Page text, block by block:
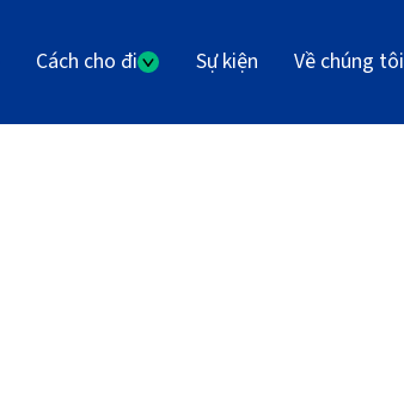
Cách cho đi Sự kiện Về chúng tôi